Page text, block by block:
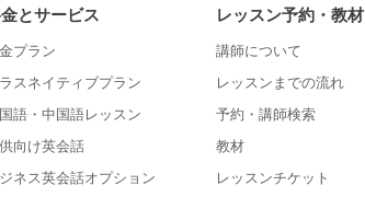
とサービス
プラン
スネイティブプラン
語・中国語レッスン
向け英会話
ネス英会話オプション
レッスン予約・教材
講師について
レッスンまでの流れ
予約・講師検索
教材
レッスンチケット